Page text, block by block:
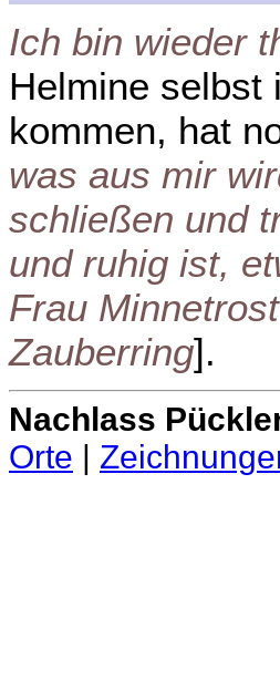
Ich bin wieder
Helmine selbst
kommen, hat
was aus mir
schließen und
und ruhig ist,
Frau Minnetrost
Zauberring].
Nachlass
Orte |